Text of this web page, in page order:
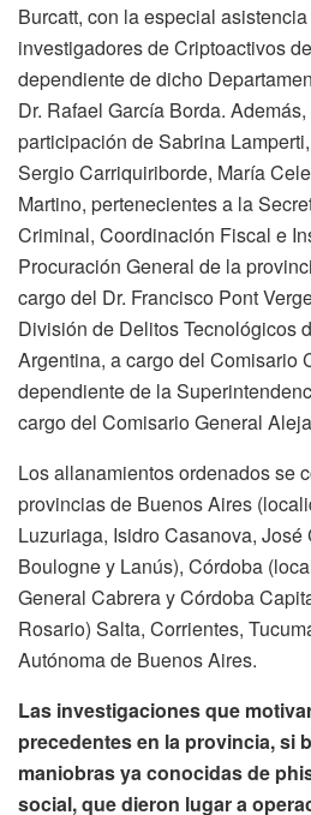
Burcatt, con la especial
investigadores de Criptoactivos
dependiente de dicho
Dr. Rafael García Borda.
participación de Sabrina
Sergio Carriquiriborde, María
Martino, pertenecientes a la
Criminal, Coordinación Fiscal e
Procuración General de la
cargo del Dr. Francisco Pont
División de Delitos Tecnológicos
Argentina, a cargo del Comisario
dependiente de la
cargo del Comisario General
Los allanamientos ordenados se
provincias de Buenos Aires
Luzuriaga, Isidro Casanova, José
Boulogne y Lanús), Córdoba
General Cabrera y Córdoba
Rosario) Salta, Corrientes,
Autónoma de Buenos Aires.
Las investigaciones que
precedentes en la provincia, si
maniobras ya conocidas de
social, que dieron lugar a